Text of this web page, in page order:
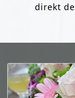
direkt